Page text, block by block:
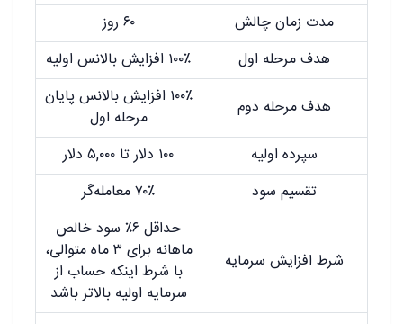
مدت زمان چالش
۶۰ روز
هدف مرحله اول
۱۰۰٪ افزایش بالانس اولیه
هدف مرحله دوم
۱۰۰٪ افزایش بالانس پایان
مرحله اول
سپرده اولیه
۱۰۰ دلار تا ۵,۰۰۰ دلار
تقسیم سود
۷۰٪ معامله‌گر
شرط افزایش سرمایه
حداقل ۶٪ سود خالص
ماهانه برای ۳ ماه متوالی،
با شرط اینکه حساب از
سرمایه اولیه بالاتر باشد